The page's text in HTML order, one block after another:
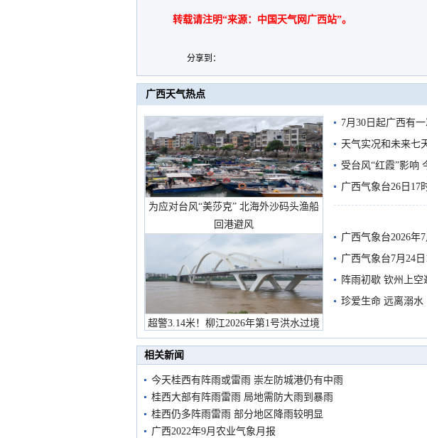
转载请注明“来源：中国天气网广西站”。
分享到：
广西天气热点
为应对台风“美莎克” 北海外沙码头渔船
回港避风
超警3.14米！柳江2026年第1号洪水过境
市民在堤岸见证汛况
7月30日起广西有
天气实况和未来七
受台风“红霞”影响
有较强降雨
广西气象台26日17
广西气象台2026年
预警
广西气象台7月24
阵雨初歇 钦州上
珍爱生命 远离溺水
相关新闻
今天桂西有阵雨或雷雨 崇左防城港仍有中雨
桂西大部有阵雨雷雨 局地需防大雨到暴雨
桂西仍多阵雨雷雨 部分地区降雨较明显
广西2022年9月农业气象月报